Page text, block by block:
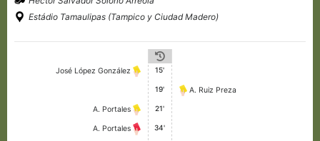
Estádio Tamaulipas (Tampico y Ciudad Madero)
José López González 15'
19' A. Ruiz Preza
A. Portales 21'
A. Portales 34'